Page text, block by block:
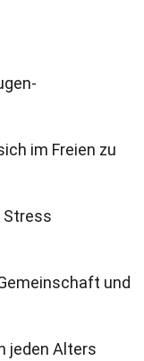
im Freien zu
Stress
und
jeden Alters